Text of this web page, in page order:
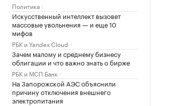
Политика
Искусственный интеллект вызовет
массовые увольнения — и еще 10
мифов
РБК и Yandex Cloud
Зачем малому и среднему бизнесу
облигации и что важно знать о бирже
РБК и МСП Банк
На Запорожской АЭС объяснили
причину отключения внешнего
электропитания